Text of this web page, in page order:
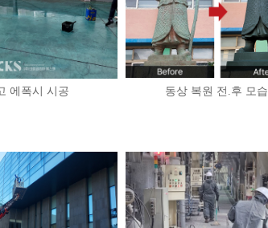
에폭시 시공 동상 복원 전.후 모습